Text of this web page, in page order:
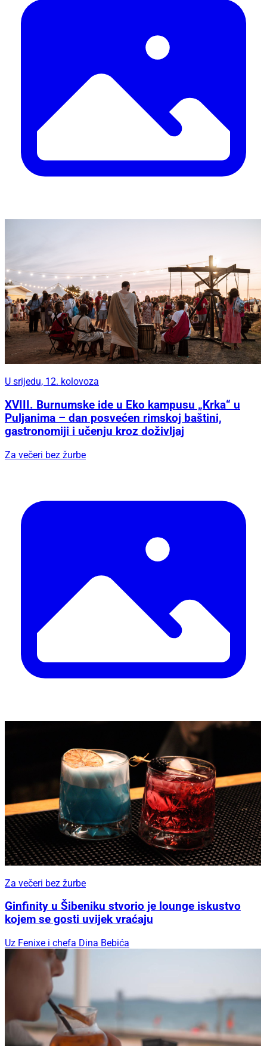
U srijedu, 12. kolovoza
XVIII. Burnumske ide u Eko kampusu „Krka“ u
Puljanima – dan posvećen rimskoj baštini,
gastronomiji i učenju kroz doživljaj
Za večeri bez žurbe
Za večeri bez žurbe
Ginfinity u Šibeniku stvorio je lounge iskustvo
kojem se gosti uvijek vraćaju
Uz Fenixe i chefa Dina Bebića